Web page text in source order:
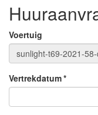
Voertuig
Vertrekdatum*